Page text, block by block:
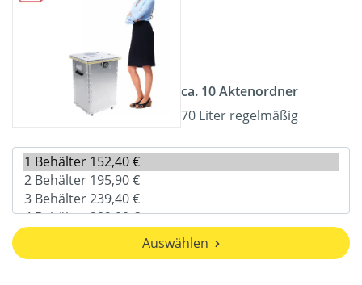
ca. 10 Aktenordner
70 Liter regelmäßig
Auswählen